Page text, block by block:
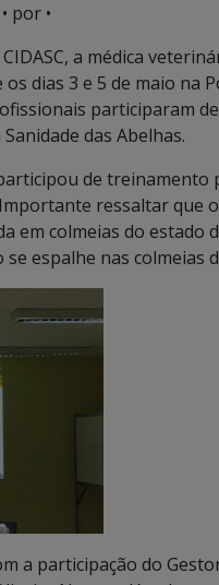
• por •
a médica
dias 3 e 5 de maio na
participaram
das Abelhas.
de treinamento
ressaltar que
em colmeias do estado
espalhe nas colmeias
a participação do